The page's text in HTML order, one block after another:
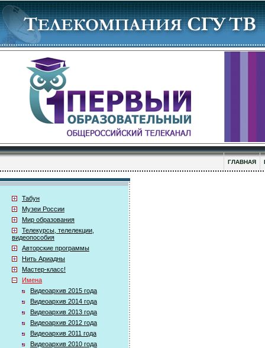
ГЛАВНАЯ
Табун
Музеи России
Мир образования
Телекурсы, телелекции,
видеопособия
Авторские программы
Нить Ариадны
Мастер-класс!
Имена
Видеоархив 2015 года
Видеоархив 2014 года
Видеоархив 2013 года
Видеоархив 2012 года
Видеоархив 2011 года
Видеоархив 2010 года